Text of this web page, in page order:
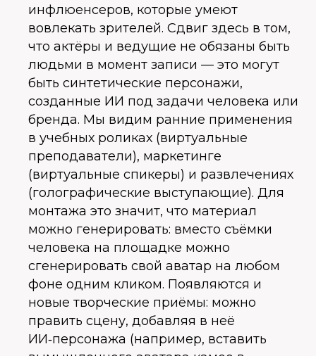
инфлюенсеров, которые умеют
вовлекать зрителей. Сдвиг здесь в том,
что актёры и ведущие не обязаны быть
людьми в момент записи — это могут
быть синтетические персонажи,
созданные ИИ под задачи человека или
бренда. Мы видим ранние применения
в учебных роликах (виртуальные
преподаватели), маркетинге
(виртуальные спикеры) и развлечениях
(голографические выступающие). Для
монтажа это значит, что материал
можно генерировать: вместо съёмки
человека на площадке можно
сгенерировать свой аватар на любом
фоне одним кликом. Появляются и
новые творческие приёмы: можно
править сцену, добавляя в неё
ИИ‑персонажа (например, вставить